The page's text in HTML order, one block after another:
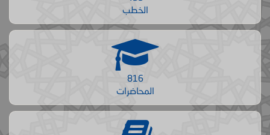
الخطب
816
المحاضرات